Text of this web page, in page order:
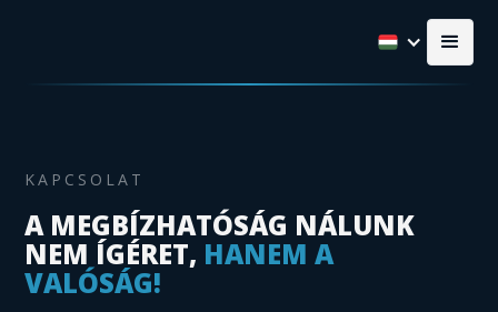
KAPCSOLAT
A MEGBÍZHATÓSÁG NÁLUNK
NEM ÍGÉRET, HANEM A
VALÓSÁG!